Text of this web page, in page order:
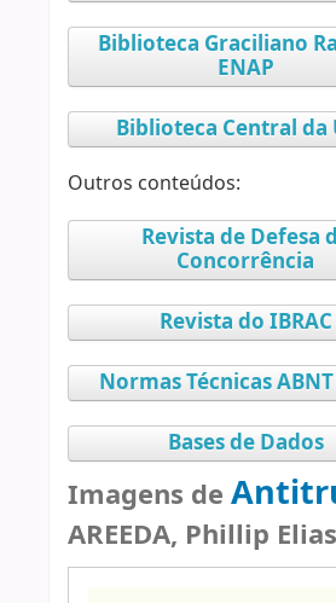
Biblioteca Graciliano
ENAP
Biblioteca Central da
Outros conteúdos:
Revista de Defesa
Concorrência
Revista do IBRAC
Normas Técnicas
Bases de Dados
Imagens de
AREEDA, Phillip Elias